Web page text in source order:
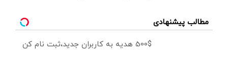
مطالب پیشنهادی
500$ هدیه به کاربران جدید،ثبت نام کن